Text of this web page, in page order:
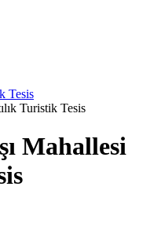
Tesis
Turistik Tesis
Mahallesi